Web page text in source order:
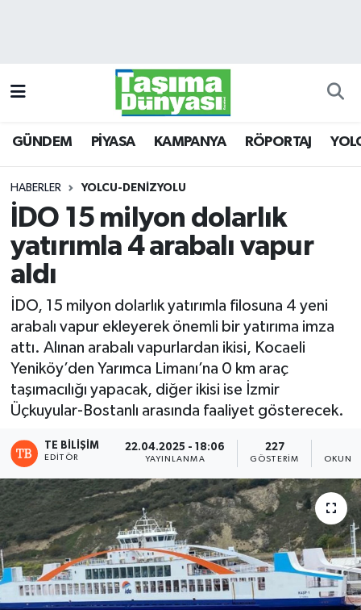
GÜNDEM PİYASA KAMPANYA RÖPORTAJ
HABERLER YOLCU-DENİZYOLU
İDO 15 milyon dolarlık
yatırımla 4 arabalı vapur
aldı
İDO, 15 milyon dolarlık yatırımla filosuna 4 yeni
arabalı vapur ekleyerek önemli bir yatırıma imza
attı. Alınan arabalı vapurlardan ikisi, Kocaeli
Yeniköy’den Yarımca Limanı’na 0 km araç
taşımacılığı yapacak, diğer ikisi ise İzmir
Üçkuyular-Bostanlı arasında faaliyet gösterecek.
TE BILIŞIM
EDITÖR
22.04.2025 - 18:06
YAYINLANMA
227
GÖSTERIM
KAMPANYA
RÖPORTAJ
YOLCU TAŞIMA
LOJİSTİK
E-GAZETE
TAŞITLAR
Trafik Durumu
Süper Lig Puan Durumu ve Fikstür
Tüm Manşetler
Son Dakika Haberleri
Haber Arşivi